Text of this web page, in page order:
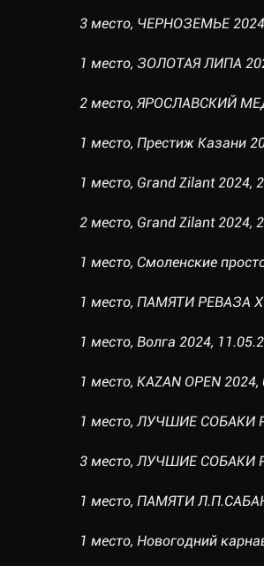
3 место, ЧЕРНОЗЕМЬЕ
1 место, ЗОЛОТАЯ ЛИПА
2 место, ЯРОСЛАВСКИЙ
1 место, Престиж Казани
1 место, Grand Zilant 2024,
2 место, Grand Zilant 2024,
1 место, Смоленские
1 место, ПАМЯТИ РЕВАЗА
1 место, Волга 2024,
1 место, KAZAN OPEN
1 место, ЛУЧШИЕ СОБАКИ
3 место, ЛУЧШИЕ СОБАКИ
1 место, ПАМЯТИ
1 место, Новогодний